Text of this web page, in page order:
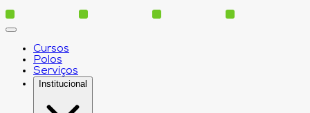
Cursos
Polos
Serviços
Institucional